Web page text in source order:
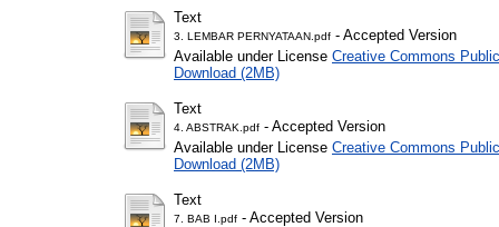
Text
3. LEMBAR PERNYATAAN.pdf - Accepted Version
Available under License Creative Commons
Download (2MB)
Text
4. ABSTRAK.pdf - Accepted Version
Available under License Creative Commons
Download (2MB)
Text
7. BAB I.pdf - Accepted Version